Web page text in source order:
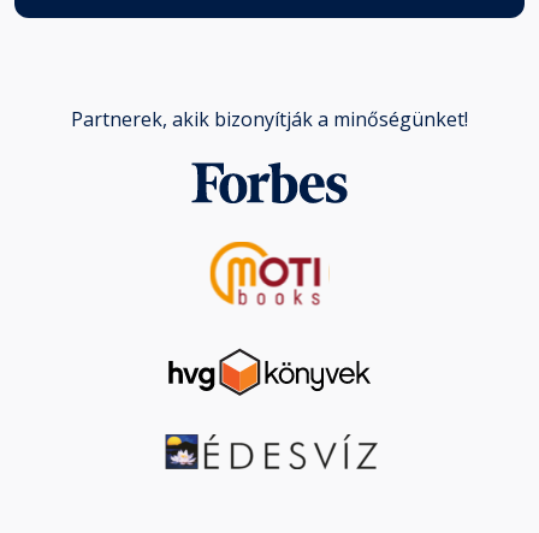
Partnerek, akik bizonyítják a minőségünket!